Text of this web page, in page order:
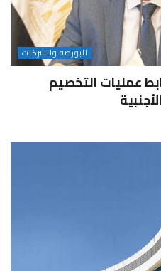
البورصة والشركات
عمليات التخصيم